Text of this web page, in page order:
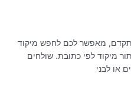
מאפשר לכם לחפש מיקוד
מיקוד לפי כתובת. שולחים
או לבני